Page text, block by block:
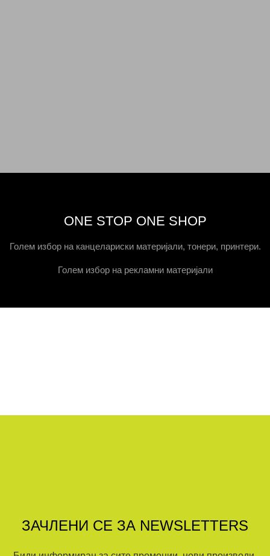
ONE STOP ONE SHOP
Голем избор на канцелариски материјали, тонери, принтери.
Голем избор на рекламни материјали
ЗАЧЛЕНИ СЕ ЗА NEWSLETTERS